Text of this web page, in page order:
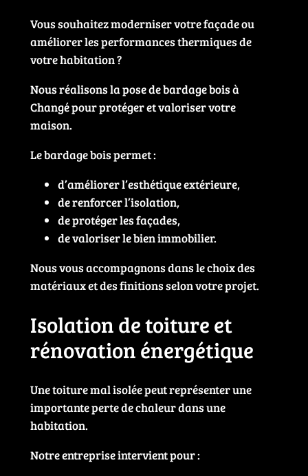
Vous souhaitez moderniser votre façade ou
améliorer les performances thermiques de
votre habitation ?
Nous réalisons la pose de bardage bois à
Changé pour protéger et valoriser votre
maison.
Le bardage bois permet :
d’améliorer l’esthétique extérieure,
de renforcer l’isolation,
de protéger les façades,
de valoriser le bien immobilier.
Nous vous accompagnons dans le choix des
matériaux et des finitions selon votre projet.
Isolation de toiture et
rénovation énergétique
Une toiture mal isolée peut représenter une
importante perte de chaleur dans une
habitation.
Notre entreprise intervient pour :